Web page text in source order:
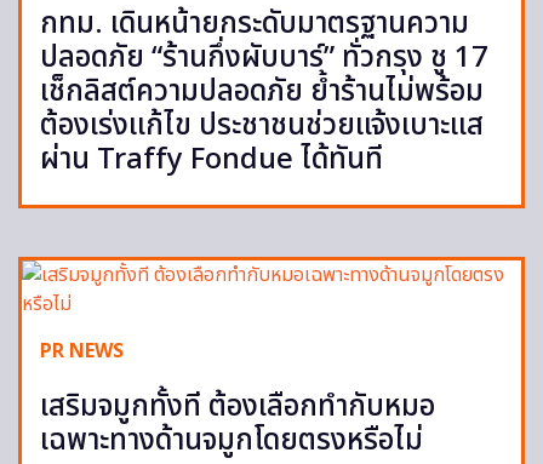
กทม. เดินหน้ายกระดับมาตรฐานความ
ปลอดภัย “ร้านกึ่งผับบาร์” ทั่วกรุง ชู 17
เช็กลิสต์ความปลอดภัย ย้ำร้านไม่พร้อม
ต้องเร่งแก้ไข ประชาชนช่วยแจ้งเบาะแส
ผ่าน Traffy Fondue ได้ทันที
PR NEWS
เสริมจมูกทั้งที ต้องเลือกทำกับหมอ
เฉพาะทางด้านจมูกโดยตรงหรือไม่